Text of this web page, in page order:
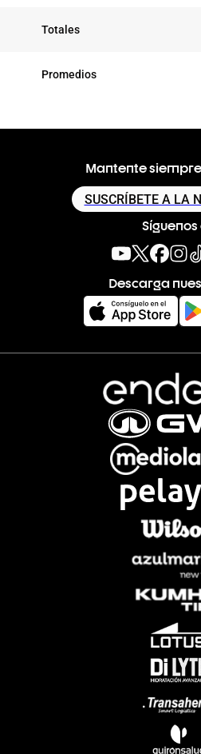
Totales
Promedios
Mantente
SUSCRÍBETE A LA
Síguenos
Descarga